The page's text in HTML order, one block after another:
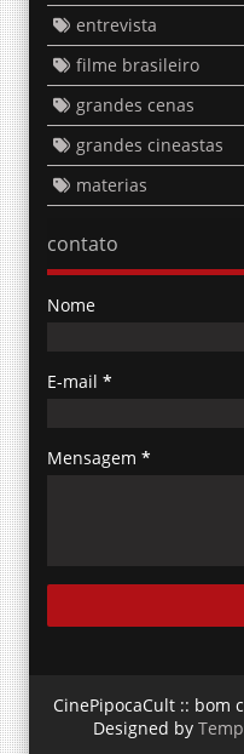
entrevista
filme brasileiro
grandes cenas
grandes cineastas
materias
contato
Nome
E-mail *
Mensagem *
CinePipocaCult :: bom
Designed by